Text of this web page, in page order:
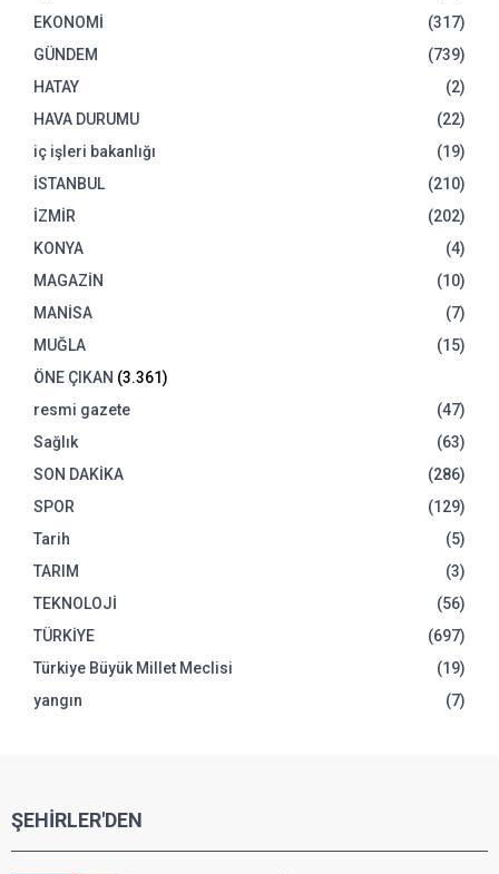
EKONOMİ
(317)
GÜNDEM
(739)
HATAY
(2)
HAVA DURUMU
(22)
iç işleri bakanlığı
(19)
İSTANBUL
(210)
İZMİR
(202)
KONYA
(4)
MAGAZİN
(10)
MANİSA
(7)
MUĞLA
(15)
ÖNE ÇIKAN (3.361)
resmi gazete
(47)
Sağlık
(63)
SON DAKİKA
(286)
SPOR
(129)
Tarih
(5)
TARIM
(3)
TEKNOLOJİ
(56)
TÜRKİYE
(697)
Türkiye Büyük Millet Meclisi
(19)
yangın
(7)
ŞEHİRLER'DEN